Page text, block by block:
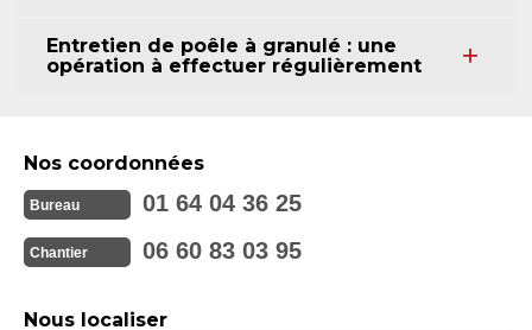
Entretien de poêle à granulé : une
opération à effectuer régulièrement
Nos coordonnées
Bureau 01 64 04 36 25
Chantier 06 60 83 03 95
Nous localiser